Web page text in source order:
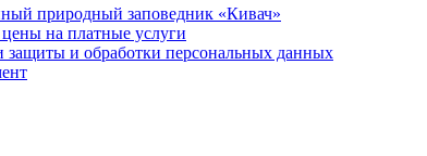
природный заповедник «Кивач»
на платные услуги
и обработки персональных данных